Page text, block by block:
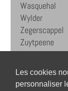
Les cookies
personnaliser
Wasquehal
Wylder
Zegerscappel
Zuytpeene